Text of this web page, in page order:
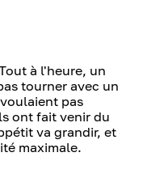
à l'heure, un
tourner avec un
pas
ont fait venir du
va grandir, et
maximale.